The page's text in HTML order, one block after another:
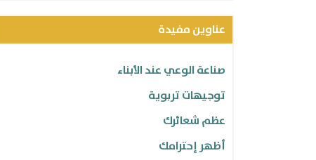
عناوين مفيدة
صناعة الوعي عند الأبناء
توجيهات تربوية
عظم شعائرك
أظهر إحترامك